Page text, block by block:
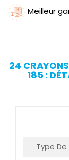
Meilleur
24
185 :
Type